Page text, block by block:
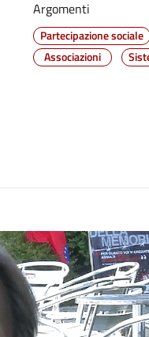
Argomenti
Partecipazione sociale
Associazioni